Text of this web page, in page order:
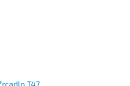
T47